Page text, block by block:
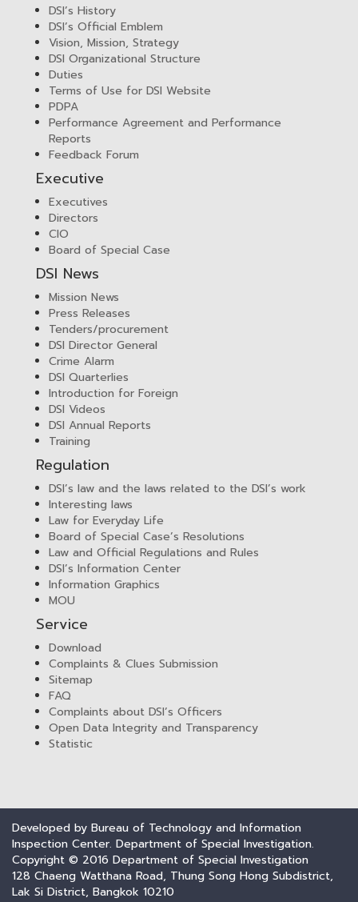
DSI’s History
DSI’s Official Emblem
Vision, Mission, Strategy
DSI Organizational Structure
Duties
Terms of Use for DSI Website
PDPA
Performance Agreement and Performance
Reports
Feedback Forum
Executive
Executives
Directors
CIO
Board of Special Case
DSI News
Mission News
Press Releases
Tenders/procurement
DSI Director General
Crime Alarm
DSI Quarterlies
Introduction for Foreign
DSI Videos
DSI Annual Reports
Training
Regulation
DSI’s law and the laws related to the DSI’s work
Interesting laws
Law for Everyday Life
Board of Special Case’s Resolutions
Law and Official Regulations and Rules
DSI’s Information Center
Information Graphics
MOU
Service
Download
Complaints & Clues Submission
Sitemap
FAQ
Complaints about DSI’s Officers
Open Data Integrity and Transparency
Statistic
Developed by Bureau of Technology and Information
Inspection Center. Department of Special Investigation.
Copyright © 2016 Department of Special Investigation
128 Chaeng Watthana Road, Thung Song Hong Subdistrict,
Lak Si District, Bangkok 10210